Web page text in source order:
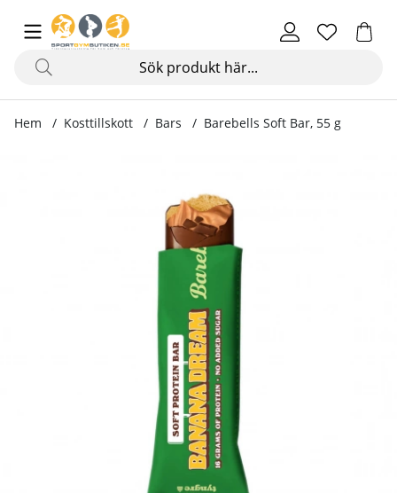
Hem Kosttillskott Bars Barebells Soft Bar, 55 g